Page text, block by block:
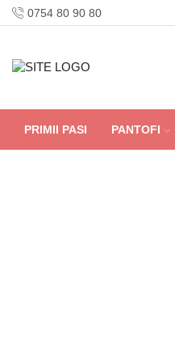
0754 80 90 80
PRIMII PASI PANTOFI